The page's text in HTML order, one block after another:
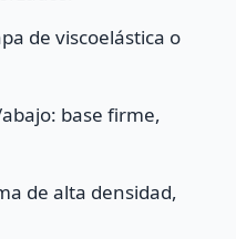
de viscoelástica o
base firme,
de alta densidad,